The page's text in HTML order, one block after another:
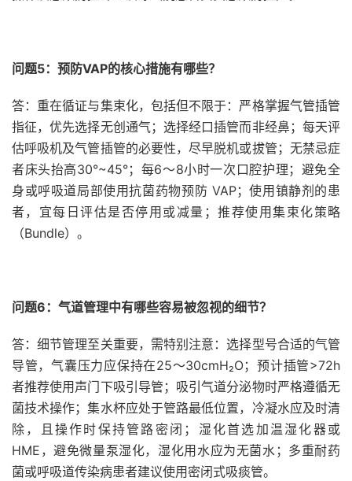
问题5：预防VAP的核心措施有哪些？
答：重在循证与集束化，包括但不限于：严格掌握气管插管
指征，优先选择无创通气；选择经口插管而非经鼻；每天评
估呼吸机及气管插管的必要性，尽早脱机或拔管；无禁忌症
者床头抬高30°~45°；每6～8小时一次口腔护理；避免全
身或呼吸道局部使用抗菌药物预防 VAP；使用镇静剂的患
者，宜每日评估是否停用或减量；推荐使用集束化策略
（Bundle）。
问题6：气道管理中有哪些容易被忽视的细节？
答：细节管理至关重要，需特别注意：选择型号合适的气管
导管，气囊压力应保持在25～30cmH₂O；预计插管>72h
者推荐使用声门下吸引导管；吸引气道分泌物时严格遵循无
菌技术操作；集水杯应处于管路最低位置，冷凝水应及时清
除，且操作时保持管路密闭；湿化首选加温湿化器或
HME，避免微量泵湿化，湿化用水应为无菌水；多重耐药
菌或呼吸道传染病患者建议使用密闭式吸痰管。